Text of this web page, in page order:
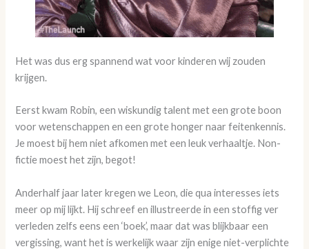
Het was dus erg spannend wat voor kinderen wij zouden
krijgen.
Eerst kwam Robin, een wiskundig talent met een grote boon
voor wetenschappen en een grote honger naar feitenkennis.
Je moest bij hem niet afkomen met een leuk verhaaltje. Non-
fictie moest het zijn, begot!
Anderhalf jaar later kregen we Leon, die qua interesses iets
meer op mij lijkt. Hij schreef en illustreerde in een stoffig ver
verleden zelfs eens een ‘boek’, maar dat was blijkbaar een
vergissing, want het is werkelijk waar zijn enige niet-verplichte